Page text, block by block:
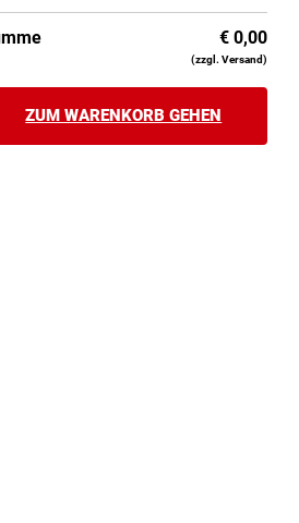
€0,00
(zzgl. Versand)
ZUM WARENKORB GEHEN